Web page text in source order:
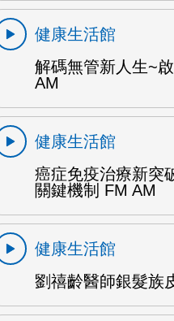
健康生活館
解碼無管新人生~
AM
健康生活館
癌症免疫治療新突
關鍵機制 FM AM
健康生活館
劉禧齡醫師銀髮族